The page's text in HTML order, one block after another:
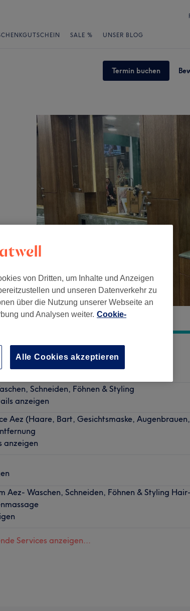
SALE % UNSER BLOG
Termin buchen
& Bart ink. Kopf- und Nackenmassage
Schneiden, Föhnen & Styling
anzeigen
Aez (Haare, Bart, Gesichtsmaske, Augenbrauen,
anzeigen
Aez- Waschen, Schneiden, Föhnen & Styling Hair-
Services anzeigen...
von Dritten, um Inhalte und Anzeigen
und unseren Datenverkehr zu
über die Nutzung unserer Webseite an
und Analysen weiter. Cookie-
Alle Cookies akzeptieren